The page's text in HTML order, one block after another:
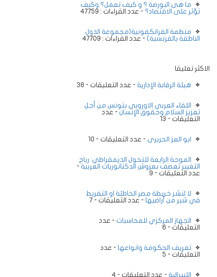
ما هى البورصة ؟ و كيف تعمل؟ وكيف
تؤثر على الاقتصاد؟ - عدد القراءات : 47759
منظمة الفرانكفونية(مجموعة الدول
الناطقة بالفرنسية) - عدد القراءات : 47709
الاكثر تعليقا
هيئة الرقابة الإدارية - عدد التعليقات - 38
اللقاء العربي الاوروبي بتونس من أجل
تعزيز السلام وحقوق الإنسان - عدد
التعليقات - 13
ابو العز الحريرى - عدد التعليقات - 10
الموجة الرابعة للتحول الديمقراطي: رياح
التغيير تعصف بعروش الدكتاتوريات العربية -
عدد التعليقات - 9
لا لنشر خريطة مصر الخاطئة او التفريط
في شبر من أراضيها - عدد التعليقات - 7
الجهاز المركزي للمحاسبات - عدد
التعليقات - 6
تعريف الحكومة وانواعها - عدد
التعليقات - 5
الليبرالية - عدد التعليقات - 4